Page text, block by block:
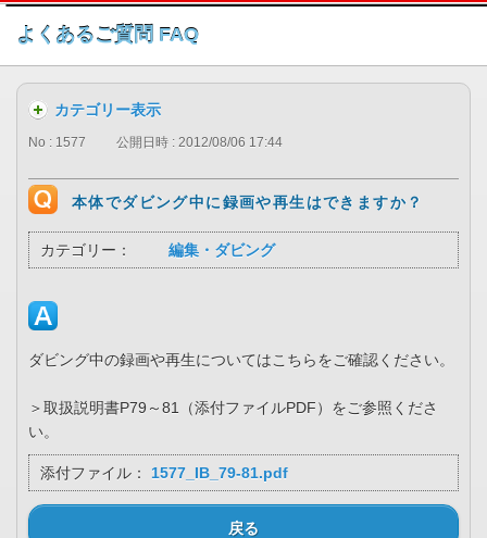
このページの本文へ
よくあるご質問 FAQ
カテゴリー表示
No : 1577 公開日時 : 2012/08/06 17:44
本体でダビング中に録画や再生はできますか？
カテゴリー： 編集・ダビング
ダビング中の録画や再生についてはこちらをご確認ください。
＞取扱説明書P79～81（添付ファイルPDF）をご参照くださ
い。
添付ファイル： 1577_IB_79-81.pdf
戻る